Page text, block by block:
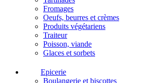
Fromages
Oeufs, beurres et crèmes
Produits végétariens
Traiteur
Poisson, viande
Glaces et sorbets
Epicerie
Boulangerie et biscottes